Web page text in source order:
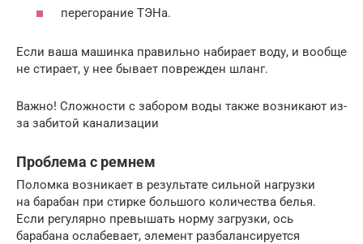
перегорание ТЭНа.
Если ваша машинка правильно набирает воду, и вообще
не стирает, у нее бывает поврежден шланг.
Важно! Сложности с забором воды также возникают из-
за забитой канализации
Проблема с ремнем
Поломка возникает в результате сильной нагрузки
на барабан при стирке большого количества белья.
Если регулярно превышать норму загрузки, ось
барабана ослабевает, элемент разбалансируется